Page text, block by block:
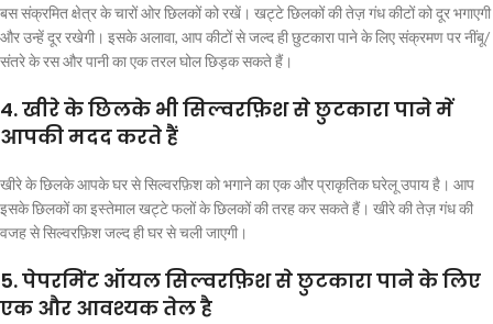
बस संक्रमित क्षेत्र के चारों ओर छिलकों को रखें। खट्टे छिलकों की तेज़ गंध कीटों को दूर भगाएगी
और उन्हें दूर रखेगी। इसके अलावा, आप कीटों से जल्द ही छुटकारा पाने के लिए संक्रमण पर नींबू/
संतरे के रस और पानी का एक तरल घोल छिड़क सकते हैं।
4. खीरे के छिलके भी सिल्वरफ़िश से छुटकारा पाने में
आपकी मदद करते हैं
खीरे के छिलके आपके घर से सिल्वरफ़िश को भगाने का एक और प्राकृतिक घरेलू उपाय है। आप
इसके छिलकों का इस्तेमाल खट्टे फलों के छिलकों की तरह कर सकते हैं। खीरे की तेज़ गंध की
वजह से सिल्वरफ़िश जल्द ही घर से चली जाएगी।
5. पेपरमिंट ऑयल सिल्वरफ़िश से छुटकारा पाने के लिए
एक और आवश्यक तेल है